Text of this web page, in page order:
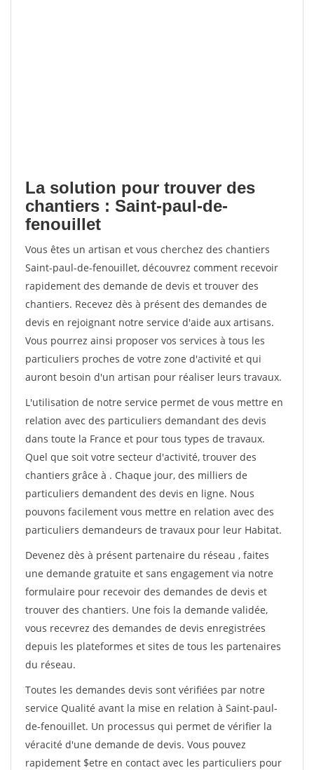
La solution pour trouver des
chantiers : Saint-paul-de-
fenouillet
Vous êtes un artisan et vous cherchez des chantiers
Saint-paul-de-fenouillet, découvrez comment recevoir
rapidement des demande de devis et trouver des
chantiers. Recevez dès à présent des demandes de
devis en rejoignant notre service d'aide aux artisans.
Vous pourrez ainsi proposer vos services à tous les
particuliers proches de votre zone d'activité et qui
auront besoin d'un artisan pour réaliser leurs travaux.
L'utilisation de notre service permet de vous mettre en
relation avec des particuliers demandant des devis
dans toute la France et pour tous types de travaux.
Quel que soit votre secteur d'activité, trouver des
chantiers grâce à . Chaque jour, des milliers de
particuliers demandent des devis en ligne. Nous
pouvons facilement vous mettre en relation avec des
particuliers demandeurs de travaux pour leur Habitat.
Devenez dès à présent partenaire du réseau , faites
une demande gratuite et sans engagement via notre
formulaire pour recevoir des demandes de devis et
trouver des chantiers. Une fois la demande validée,
vous recevrez des demandes de devis enregistrées
depuis les plateformes et sites de tous les partenaires
du réseau.
Toutes les demandes devis sont vérifiées par notre
service Qualité avant la mise en relation à Saint-paul-
de-fenouillet. Un processus qui permet de vérifier la
véracité d'une demande de devis. Vous pouvez
rapidement $etre en contact avec les particuliers pour